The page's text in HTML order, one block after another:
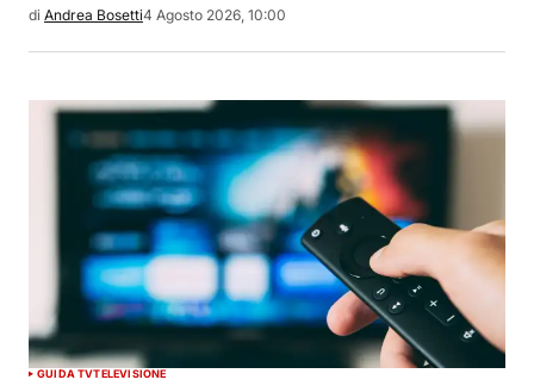
di Andrea Bosetti4 Agosto 2026, 10:00
GUIDA TVTELEVISIONE